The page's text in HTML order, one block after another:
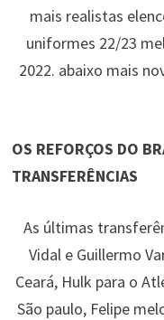
mais realistas
uniformes 22/23
2022. abaixo mais
OS REFORÇOS DO
TRANSFERÊNCIAS
As últimas
Vidal e Guillermo
Ceará, Hulk para o
São paulo, Felipe